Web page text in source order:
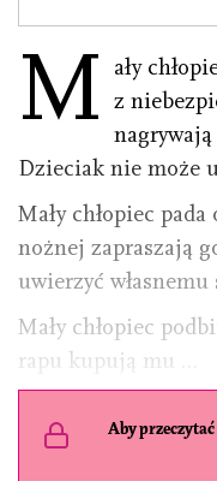
M
ały
z
Dzieciak nie może
Mały chłopiec
nożnej zapraszają
uwierzyć własnemu
Mały chłopiec
rapu kupują mu …
Aby